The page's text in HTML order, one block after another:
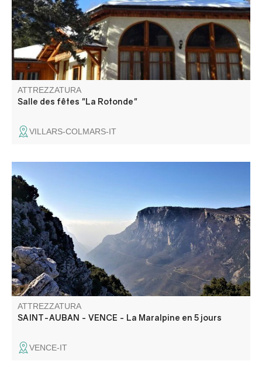
four, lave-vaisselle.
ATTREZZATURA
Salle des fêtes "La Rotonde"
VILLARS-COLMARS-IT
Scoprite le ricchezze del Parc Naturel Régional des
Préalpes d'Azur con questo tour di 5 giorni.
ATTREZZATURA
SAINT-AUBAN - VENCE - La Maralpine en 5 jours
VENCE-IT